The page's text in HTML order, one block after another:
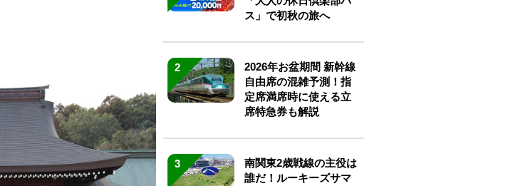
ス」で初秋の旅へ
2
2026年お盆期間 新幹線
自由席の混雑予測！指
定席満席時に使える立
席特急券も解説
3
南関東2歳戦線の主役は
誰だ！ルーキーズサマ